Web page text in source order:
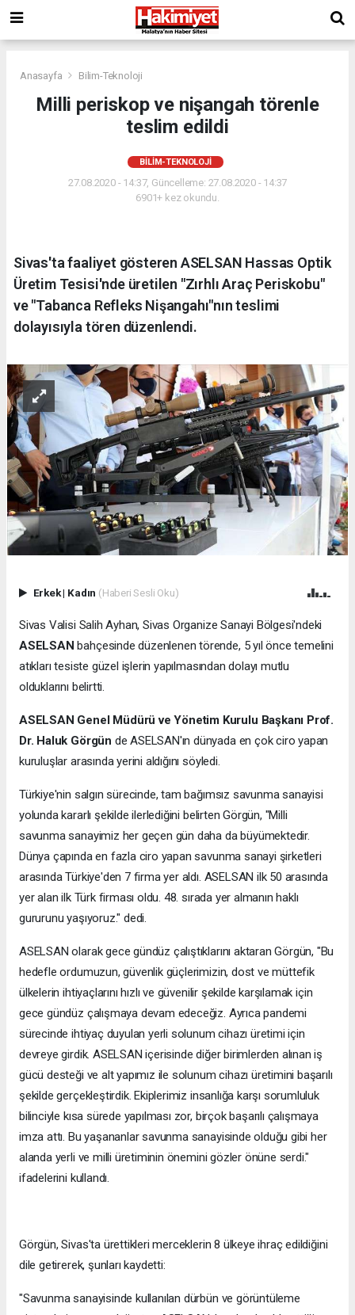
Anasayfa Bilim-Teknoloji
Milli periskop ve nişangah törenle
teslim edildi
BILIM-TEKNOLOJI
27.08.2020 - 14:37, Güncelleme: 27.08.2020 - 14:37
6901+ kez okundu.
Sivas'ta faaliyet gösteren ASELSAN Hassas Optik
Üretim Tesisi'nde üretilen "Zırhlı Araç Periskobu"
ve "Tabanca Refleks Nişangahı"nın teslimi
dolayısıyla tören düzenlendi.
Erkek| Kadın (Haberi Sesli Oku)
Sivas Valisi Salih Ayhan, Sivas Organize Sanayi Bölgesi'ndeki
ASELSANbahçesinde düzenlenen törende, 5 yıl önce temelini
atıkları tesiste güzel işlerin yapılmasından dolayı mutlu
olduklarını belirtti.
ASELSAN Genel Müdürü ve Yönetim Kurulu Başkanı Prof.
Dr. Haluk Görgün de ASELSAN'ın dünyada en çok ciro yapan
kuruluşlar arasında yerini aldığını söyledi.
Türkiye'nin salgın sürecinde, tam bağımsız savunma sanayisi
yolunda kararlı şekilde ilerlediğini belirten Görgün, "Milli
savunma sanayimiz her geçen gün daha da büyümektedir.
Dünya çapında en fazla ciro yapan savunma sanayi şirketleri
arasında Türkiye'den 7 firma yer aldı. ASELSAN ilk 50 arasında
yer alan ilk Türk firması oldu. 48. sırada yer almanın haklı
gururunu yaşıyoruz." dedi.
ASELSAN olarak gece gündüz çalıştıklarını aktaran Görgün, "Bu
hedefle ordumuzun, güvenlik güçlerimizin, dost ve müttefik
ülkelerin ihtiyaçlarını hızlı ve güvenilir şekilde karşılamak için
gece gündüz çalışmaya devam edeceğiz. Ayrıca pandemi
sürecinde ihtiyaç duyulan yerli solunum cihazı üretimi için
devreye girdik. ASELSAN içerisinde diğer birimlerden alınan iş
gücü desteği ve alt yapımız ile solunum cihazı üretimini başarılı
şekilde gerçekleştirdik. Ekiplerimiz insanlığa karşı sorumluluk
bilinciyle kısa sürede yapılması zor, birçok başarılı çalışmaya
imza attı. Bu yaşananlar savunma sanayisinde olduğu gibi her
alanda yerli ve milli üretiminin önemini gözler önüne serdi."
ifadelerini kullandı.
Görgün, Sivas'ta ürettikleri merceklerin 8 ülkeye ihraç edildiğini
dile getirerek, şunları kaydetti:
"Savunma sanayisinde kullanılan dürbün ve görüntüleme